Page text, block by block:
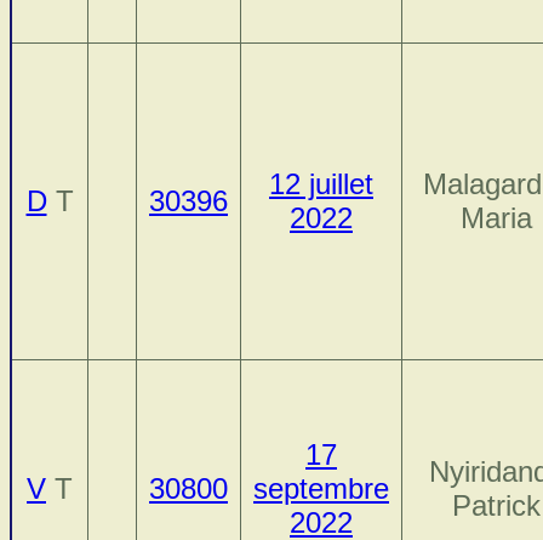
DT 30396
12 juillet
2022
Maria
V T 30800
17
septembre
2022
Patrick